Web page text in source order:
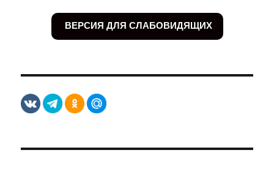
ВЕРСИЯ ДЛЯ СЛАБОВИДЯЩИХ